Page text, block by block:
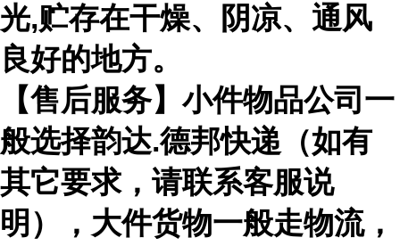
光,贮存在干燥、阴凉、通风
良好的地方。
【售后服务】小件物品公司一
般选择韵达.德邦快递（如有
其它要求，请联系客服说
明），大件货物一般走物流，